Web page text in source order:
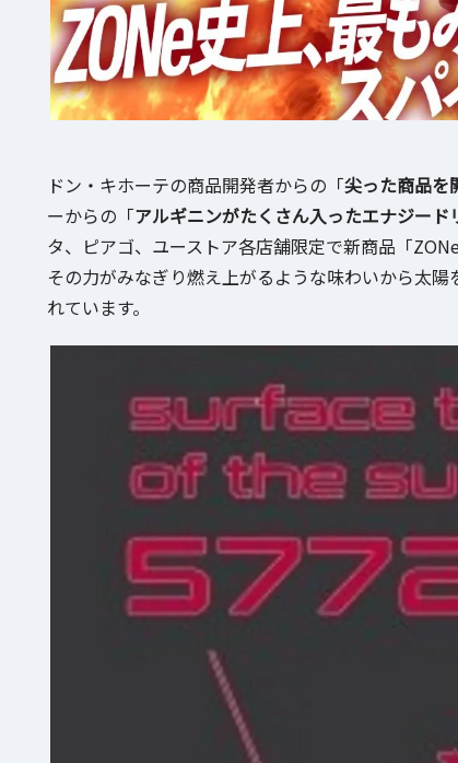
ドン・キホーテの商品開発者からの「尖った商品を
ーからの「アルギニンがたくさん入ったエナジード
タ、ピアゴ、ユーストア各店舗限定で新商品「
その力がみなぎり燃え上がるような味わいから太
れています。